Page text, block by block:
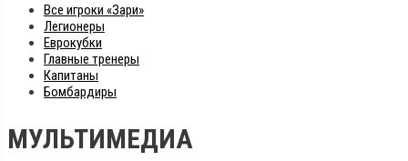
Все игроки «Зари»
Легионеры
Еврокубки
Главные тренеры
Капитаны
Бомбардиры
МУЛЬТИМЕДИА